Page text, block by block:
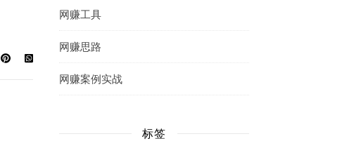
网赚工具
网赚思路
网赚案例实战
标签